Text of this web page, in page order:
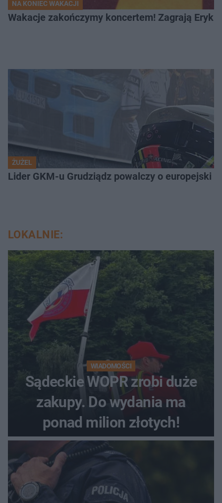
NA KONIEC WAKACJI
Wakacje zakończymy koncertem! Zagrają Eryk
ŻUŻEL
Lider GKM-u Grudziądz powalczy o europejski
LOKALNIE:
WIADOMOŚCI
Sądeckie WOPR zrobi duże
zakupy. Do wydania ma
ponad milion złotych!